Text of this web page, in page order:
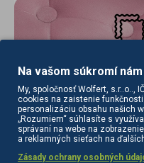
Na vašom súkromí
My, spoločnosť Wolfert, s.r..o..,
cookies na zaistenie
personalizáciu obsahu našich
„Rozumiem“ súhlasíte s
správaní na webe na
a reklamných sieťach na
Zásady ochrany osobných